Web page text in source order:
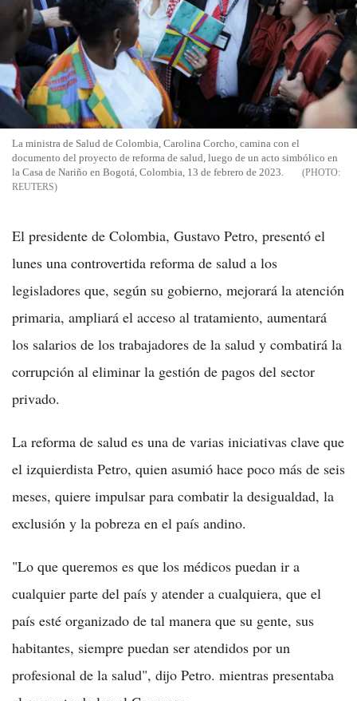
La ministra de Salud de Colombia, Carolina Corcho, camina con el
documento del proyecto de reforma de salud, luego de un acto simbólico en
la Casa de Nariño en Bogotá, Colombia, 13 de febrero de 2023.
REUTERS
El presidente de Colombia, Gustavo Petro, presentó el
lunes una controvertida reforma de salud a los
legisladores que, según su gobierno, mejorará la atención
primaria, ampliará el acceso al tratamiento, aumentará
los salarios de los trabajadores de la salud y combatirá la
corrupción al eliminar la gestión de pagos del sector
privado.
La reforma de salud es una de varias iniciativas clave que
el izquierdista Petro, quien asumió hace poco más de seis
meses, quiere impulsar para combatir la desigualdad, la
exclusión y la pobreza en el país andino.
"Lo que queremos es que los médicos puedan ir a
cualquier parte del país y atender a cualquiera, que el
país esté organizado de tal manera que su gente, sus
habitantes, siempre puedan ser atendidos por un
profesional de la salud", dijo Petro. mientras presentaba